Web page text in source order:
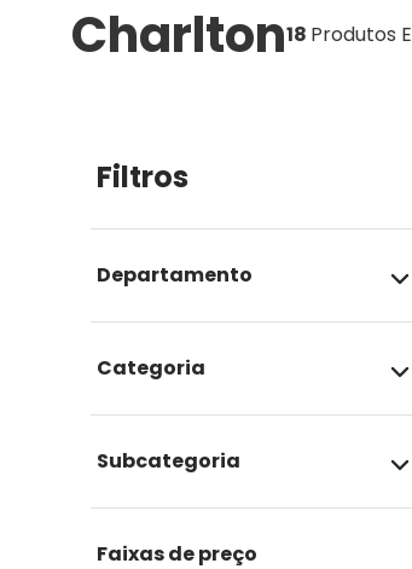
Charlton18 Produtos
Filtros
departamento
categoria
subcategoria
faixas de preço